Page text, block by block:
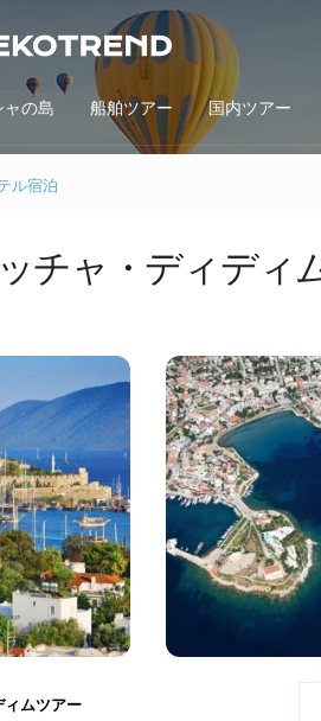
ャの島 船舶ツアー 国内ツアー
ル宿泊
チャ・ディディ
ィムツアー